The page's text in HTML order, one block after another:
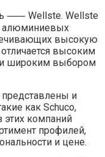
⸺ Wellste. Wellste
алюминиевых
высокую
высоким
и широким выбором
и
как Schuco,
этих компаний
профилей,
и цене.